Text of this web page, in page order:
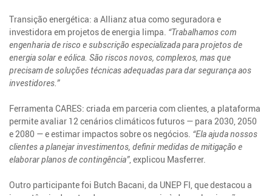
Transição energética: a Allianz atua como seguradora e
investidora em projetos de energia limpa. “Trabalhamos com
engenharia de risco e subscrição especializada para projetos de
energia solar e eólica. São riscos novos, complexos, mas que
precisam de soluções técnicas adequadas para dar segurança aos
investidores.”
Ferramenta CARES: criada em parceria com clientes, a plataforma
permite avaliar 12 cenários climáticos futuros — para 2030, 2050
e 2080 — e estimar impactos sobre os negócios. “Ela ajuda nossos
clientes a planejar investimentos, definir medidas de mitigação e
elaborar planos de contingência”, explicou Masferrer.
Outro participante foi Butch Bacani, da UNEP FI, que destacou a